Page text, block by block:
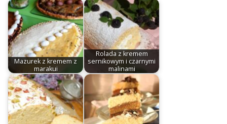
Mazurek z kremem z
marakui
Rolada z kremem
sernikowym i czarnymi
malinami